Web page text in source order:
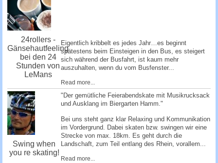
24rollers -
Gänsehautfeeling
bei den 24
Stunden von
LeMans
Eigentlich kribbelt es jedes Jahr…es beginnt
spätestens beim Einsteigen in den Bus, es steigert
sich während der Busfahrt, ist kaum mehr
auszuhalten, wenn du vom Busfenster...
Read more...
Swing when
you re skating!
"Der gemütliche Feierabendskate mit Musikrucksack
und Ausklang im Biergarten Hamm."
Bei uns steht ganz klar Relaxing und Kommunikation
im Vordergrund. Dabei skaten bzw. swingen wir eine
Strecke von max. 18km. Es geht durch die
Landschaft, zum Teil entlang des Rhein, vorallem...
Read more...